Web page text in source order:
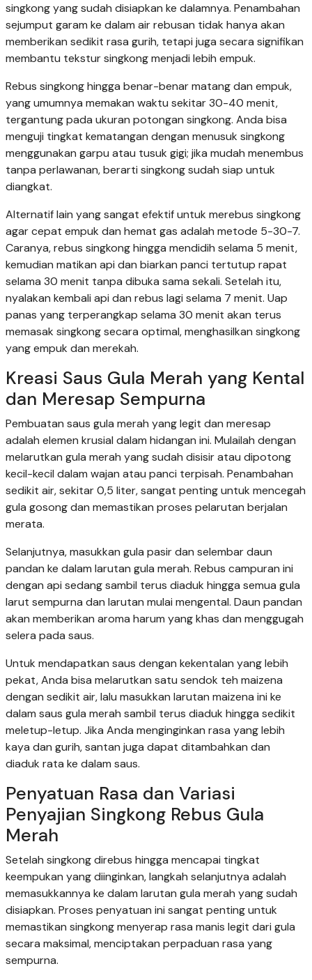
singkong yang sudah disiapkan ke dalamnya. Penambahan
sejumput garam ke dalam air rebusan tidak hanya akan
memberikan sedikit rasa gurih, tetapi juga secara signifikan
membantu tekstur singkong menjadi lebih empuk.
Rebus singkong hingga benar-benar matang dan empuk,
yang umumnya memakan waktu sekitar 30-40 menit,
tergantung pada ukuran potongan singkong. Anda bisa
menguji tingkat kematangan dengan menusuk singkong
menggunakan garpu atau tusuk gigi; jika mudah menembus
tanpa perlawanan, berarti singkong sudah siap untuk
diangkat.
Alternatif lain yang sangat efektif untuk merebus singkong
agar cepat empuk dan hemat gas adalah metode 5-30-7.
Caranya, rebus singkong hingga mendidih selama 5 menit,
kemudian matikan api dan biarkan panci tertutup rapat
selama 30 menit tanpa dibuka sama sekali. Setelah itu,
nyalakan kembali api dan rebus lagi selama 7 menit. Uap
panas yang terperangkap selama 30 menit akan terus
memasak singkong secara optimal, menghasilkan singkong
yang empuk dan merekah.
Kreasi Saus Gula Merah yang Kental
dan Meresap Sempurna
Pembuatan saus gula merah yang legit dan meresap
adalah elemen krusial dalam hidangan ini. Mulailah dengan
melarutkan gula merah yang sudah disisir atau dipotong
kecil-kecil dalam wajan atau panci terpisah. Penambahan
sedikit air, sekitar 0,5 liter, sangat penting untuk mencegah
gula gosong dan memastikan proses pelarutan berjalan
merata.
Selanjutnya, masukkan gula pasir dan selembar daun
pandan ke dalam larutan gula merah. Rebus campuran ini
dengan api sedang sambil terus diaduk hingga semua gula
larut sempurna dan larutan mulai mengental. Daun pandan
akan memberikan aroma harum yang khas dan menggugah
selera pada saus.
Untuk mendapatkan saus dengan kekentalan yang lebih
pekat, Anda bisa melarutkan satu sendok teh maizena
dengan sedikit air, lalu masukkan larutan maizena ini ke
dalam saus gula merah sambil terus diaduk hingga sedikit
meletup-letup. Jika Anda menginginkan rasa yang lebih
kaya dan gurih, santan juga dapat ditambahkan dan
diaduk rata ke dalam saus.
Penyatuan Rasa dan Variasi
Penyajian Singkong Rebus Gula
Merah
Setelah singkong direbus hingga mencapai tingkat
keempukan yang diinginkan, langkah selanjutnya adalah
memasukkannya ke dalam larutan gula merah yang sudah
disiapkan. Proses penyatuan ini sangat penting untuk
memastikan singkong menyerap rasa manis legit dari gula
secara maksimal, menciptakan perpaduan rasa yang
sempurna.